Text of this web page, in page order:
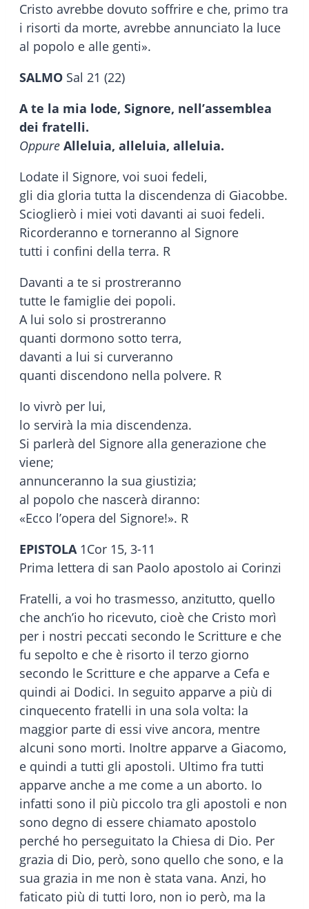
Cristo avrebbe dovuto soffrire e che, primo tra
i risorti da morte, avrebbe annunciato la luce
al popolo e alle genti».
SALMO Sal 21 (22)
A te la mia lode, Signore, nell’assemblea
dei fratelli.
Oppure Alleluia, alleluia, alleluia.
Lodate il Signore, voi suoi fedeli,
gli dia gloria tutta la discendenza di Giacobbe.
Scioglierò i miei voti davanti ai suoi fedeli.
Ricorderanno e torneranno al Signore
tutti i confini della terra. R
Davanti a te si prostreranno
tutte le famiglie dei popoli.
A lui solo si prostreranno
quanti dormono sotto terra,
davanti a lui si curveranno
quanti discendono nella polvere. R
Io vivrò per lui,
lo servirà la mia discendenza.
Si parlerà del Signore alla generazione che
viene;
annunceranno la sua giustizia;
al popolo che nascerà diranno:
«Ecco l’opera del Signore!». R
EPISTOLA1Cor 15, 3-11
Prima lettera di san Paolo apostolo ai Corinzi
Fratelli, a voi ho trasmesso, anzitutto, quello
che anch’io ho ricevuto, cioè che Cristo morì
per i nostri peccati secondo le Scritture e che
fu sepolto e che è risorto il terzo giorno
secondo le Scritture e che apparve a Cefa e
quindi ai Dodici. In seguito apparve a più di
cinquecento fratelli in una sola volta: la
maggior parte di essi vive ancora, mentre
alcuni sono morti. Inoltre apparve a Giacomo,
e quindi a tutti gli apostoli. Ultimo fra tutti
apparve anche a me come a un aborto. Io
infatti sono il più piccolo tra gli apostoli e non
sono degno di essere chiamato apostolo
perché ho perseguitato la Chiesa di Dio. Per
grazia di Dio, però, sono quello che sono, e la
sua grazia in me non è stata vana. Anzi, ho
faticato più di tutti loro, non io però, ma la